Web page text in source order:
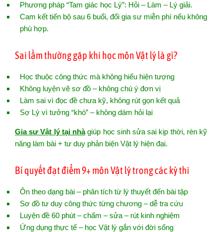
Phương pháp “Tam giác học Lý”: Hỏi – Làm – Lý giải.
Cam kết tiến bộ sau 6 buổi, đổi gia sư miễn phí nếu không
phù hợp.
Sai lầm thường gặp khi học môn Vật lý là gì?
Học thuộc công thức mà không hiểu hiện tượng
Không luyện vẽ sơ đồ – không chú ý đơn vị
Làm sai vì đọc đề chưa kỹ, không rút gọn kết quả
Sợ Lý vì tưởng “khó” – không dám hỏi lại
Gia sư Vật lý tại nhàgiúp học sinh sửa sai kịp thời, rèn kỹ
năng làm bài + tư duy phản biện Vật lý hiện đại.
Bí quyết đạt điểm 9+ môn Vật lý trong các kỳ thi
Ôn theo dạng bài – phân tích từ lý thuyết đến bài tập
Sơ đồ tư duy công thức từng chương – dễ tra cứu
Luyện đề 60 phút – chấm – sửa – rút kinh nghiệm
Ứng dụng thực tế – học Vật lý gắn với đời sống